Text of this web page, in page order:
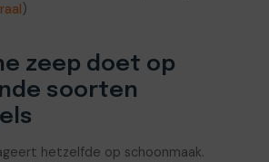
)
zeep doet op
soorten
hetzelfde op schoonmaak.